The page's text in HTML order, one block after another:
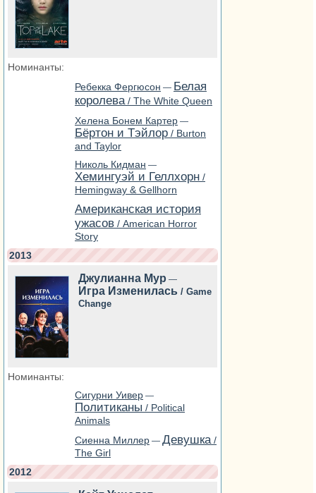
Номинанты:
Ребекка Фергюсон — Белая
королева / The White Queen
Хелена Бонем Картер —
Бёртон и Тэйлор / Burton
and Taylor
Николь Кидман —
Хемингуэй и Геллхорн /
Hemingway & Gellhorn
Американская история
ужасов / American Horror
Story
2013
Джулианна Мур —
Игра Изменилась / Game
Change
Номинанты:
Сигурни Уивер —
Политиканы / Political
Animals
Сиенна Миллер — Девушка /
The Girl
2012